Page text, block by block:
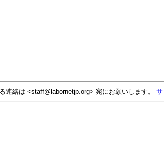
連絡は <staff@labornetjp.org> 宛にお願いします。